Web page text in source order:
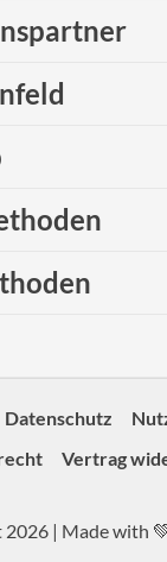
Datenschutz
Vertrag
| Made with